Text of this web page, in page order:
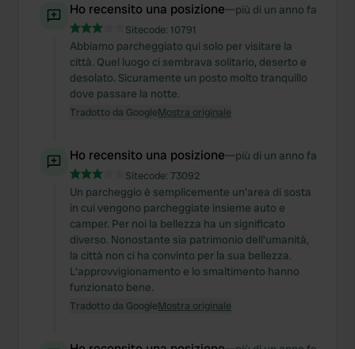
Ho recensito una posizione—più di un anno fa
Sitecode: 10791
Abbiamo parcheggiato qui solo per visitare la
città. Quel luogo ci sembrava solitario, deserto e
desolato. Sicuramente un posto molto tranquillo
dove passare la notte.
Tradotto da GoogleMostra originale
Ho recensito una posizione—più di un anno fa
Sitecode: 73092
Un parcheggio è semplicemente un'area di sosta
in cui vengono parcheggiate insieme auto e
camper. Per noi la bellezza ha un significato
diverso. Nonostante sia patrimonio dell'umanità,
la città non ci ha convinto per la sua bellezza.
L'approvvigionamento e lo smaltimento hanno
funzionato bene.
Tradotto da GoogleMostra originale